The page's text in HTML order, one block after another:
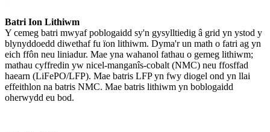
Batri Ion Lithiwm
Y cemeg batri mwyaf poblogaidd sy'n gysylltiedig â grid yn ystod y
blynyddoedd diwethaf fu ïon lithiwm. Dyma'r un math o fatri ag yn
eich ffôn neu liniadur. Mae yna wahanol fathau o gemeg lithiwm;
mathau cyffredin yw nicel-manganîs-cobalt (NMC) neu ffosffad
haearn (LiFePO/LFP). Mae batris LFP yn fwy diogel ond yn llai
effeithlon na batris NMC. Mae batris lithiwm yn boblogaidd
oherwydd eu bod.